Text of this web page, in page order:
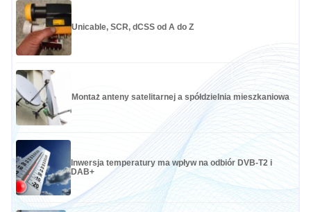
Unicable, SCR, dCSS od A do Z
Montaż anteny satelitarnej a spółdzielnia mieszkaniowa
Inwersja temperatury ma wpływ na odbiór DVB-T2 i
DAB+